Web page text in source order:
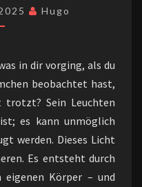
Hugo
in dir vorging, als du
beobachtet hast,
trotzt? Sein Leuchten
es kann unmöglich
werden. Dieses Licht
Es entsteht durch
eigenen Körper – und